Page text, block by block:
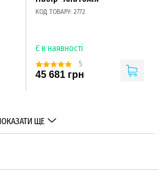
КОД ТОВАРУ: 2772
Є в наявності
5
45 681 грн
ЩЕ